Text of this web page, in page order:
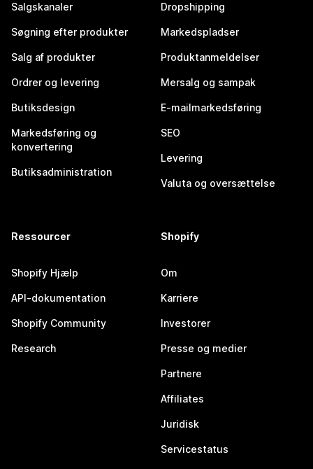
Salgskanaler
Søgning efter produkter
Salg af produkter
Ordrer og levering
Butiksdesign
Markedsføring og
konvertering
Butiksadministration
Dropshipping
Markedspladser
Produktanmeldelser
Mersalg og sampak
E-mailmarkedsføring
SEO
Levering
Valuta og oversættelse
Ressourcer
Shopify Hjælp
API-dokumentation
Shopify Community
Research
Shopify
Om
Karriere
Investorer
Presse og medier
Partnere
Affiliates
Juridisk
Servicestatus